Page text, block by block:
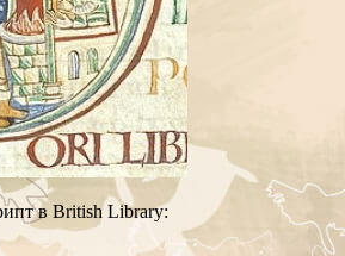
в British Library: